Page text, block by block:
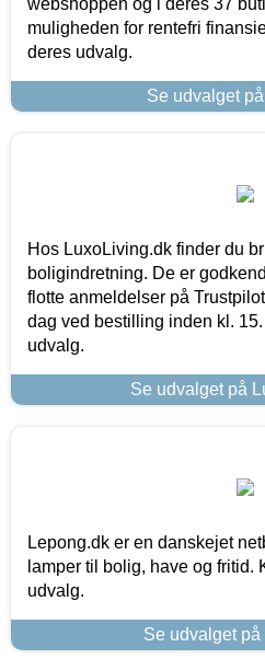
muligheden for rentefri
deres udvalg.
Se udvalget
Hos LuxoLiving.dk finder du
boligindretning. De er
flotte anmeldelser på
dag ved bestilling inden kl.
udvalg.
Se udvalget på
Lepong.dk er en danskejet
lamper til bolig, have og fritid.
udvalg.
Se udvalget